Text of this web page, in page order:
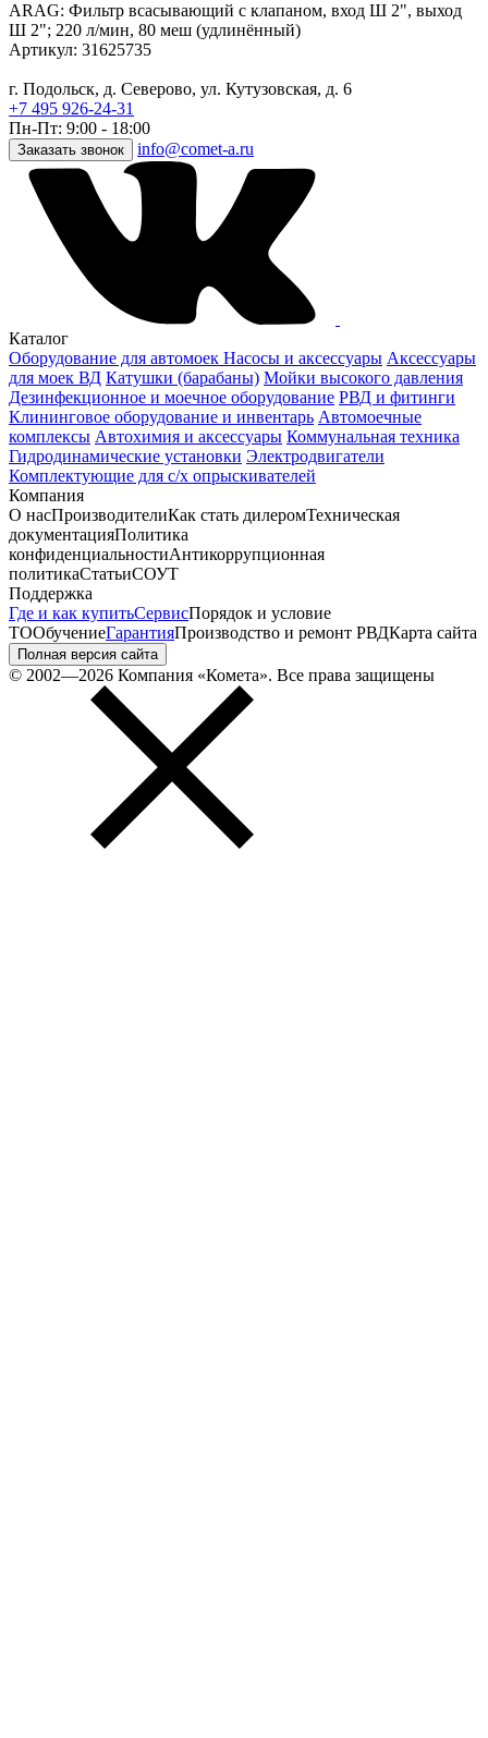
ARAG: Фильтр всасывающий с клапаном, вход Ш 2", выход
Ш 2"; 220 л/мин, 80 меш (удлинённый)
Артикул: 31625735
г. Подольск, д. Северово, ул. Кутузовская, д. 6
+7 495 926-24-31
Пн-Пт: 9:00 - 18:00
Заказать звонок info@comet-a.ru
Каталог
Оборудование для автомоек Насосы и аксессуары Аксессуары
для моек ВД Катушки (барабаны) Мойки высокого давления
Дезинфекционное и моечное оборудование РВД и фитинги
Клининговое оборудование и инвентарь Автомоечные
комплексы Автохимия и аксессуары Коммунальная техника
Гидродинамические установки Электродвигатели
Комплектующие для с/х опрыскивателей
Компания
О насПроизводителиКак стать дилеромТехническая
документацияПолитика
конфиденциальностиАнтикоррупционная
политикаСтатьиСОУТ
Поддержка
Где и как купитьСервисПорядок и условие
ТООбучениеГарантияПроизводство и ремонт РВДКарта сайта
Полная версия сайта
© 2002—2026 Компания «Комета». Все права защищены